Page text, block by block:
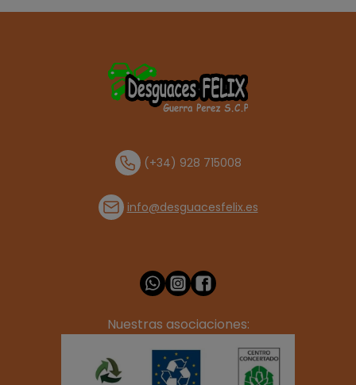
(+34) 928 715008
info@desguacesfelix.es
Nuestras asociaciones: